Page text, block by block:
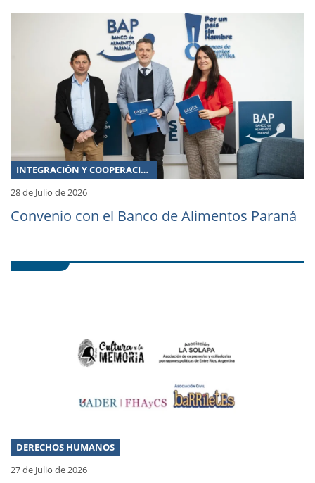
INTEGRACIÓN Y COOPERACIÓN
28 de Julio de 2026
Convenio con el Banco de Alimentos Paraná
DERECHOS HUMANOS
27 de Julio de 2026